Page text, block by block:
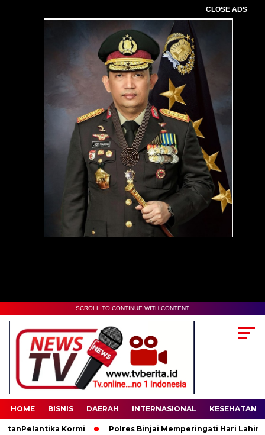
CLOSE ADS
00:00
SCROLL TO CONTINUE WITH CONTENT
HOME BISNIS DAERAH INTERNASIONAL KESEHATAN
Kormi Polres Binjai Memperingati Hari Lahir